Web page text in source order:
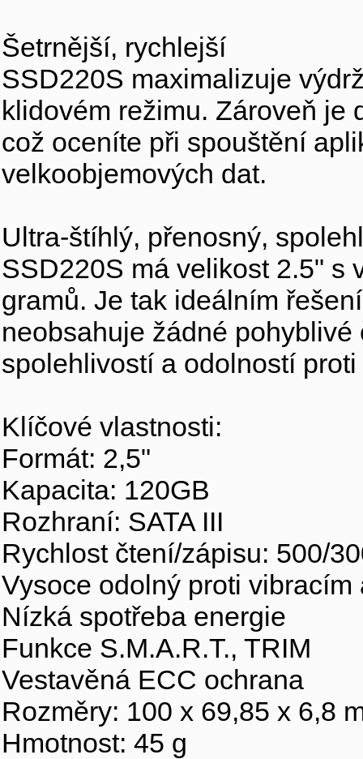
Šetrnější, rychlejší
SSD220S maximalizuje
klidovém režimu. Zároveň je
což oceníte při spouštění
velkoobjemových dat.
Ultra-štíhlý, přenosný,
SSD220S má velikost 2.5" s
gramů. Je tak ideálním
neobsahuje žádné
spolehlivostí a odolností
Klíčové vlastnosti:
Formát: 2,5"
Kapacita: 120GB
Rozhraní: SATA III
Rychlost čtení/zápisu: 500/
Vysoce odolný proti vibracím
Nízká spotřeba energie
Funkce S.M.A.R.T., TRIM
Vestavěná ECC ochrana
Rozměry: 100 x 69,85 x 6,8
Hmotnost: 45 g